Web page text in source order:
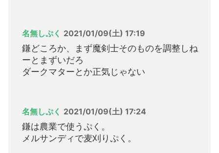
名無しぷく 2021/01/09(土) 17:19
鎌どころか、まず魔剣士そのものを調整しね
ーとまずいだろ
ダークマターとか正気じゃない
名無しぷく 2021/01/09(土) 17:24
鎌は農業で使うぷく。
メルサンディで麦刈りぷく。